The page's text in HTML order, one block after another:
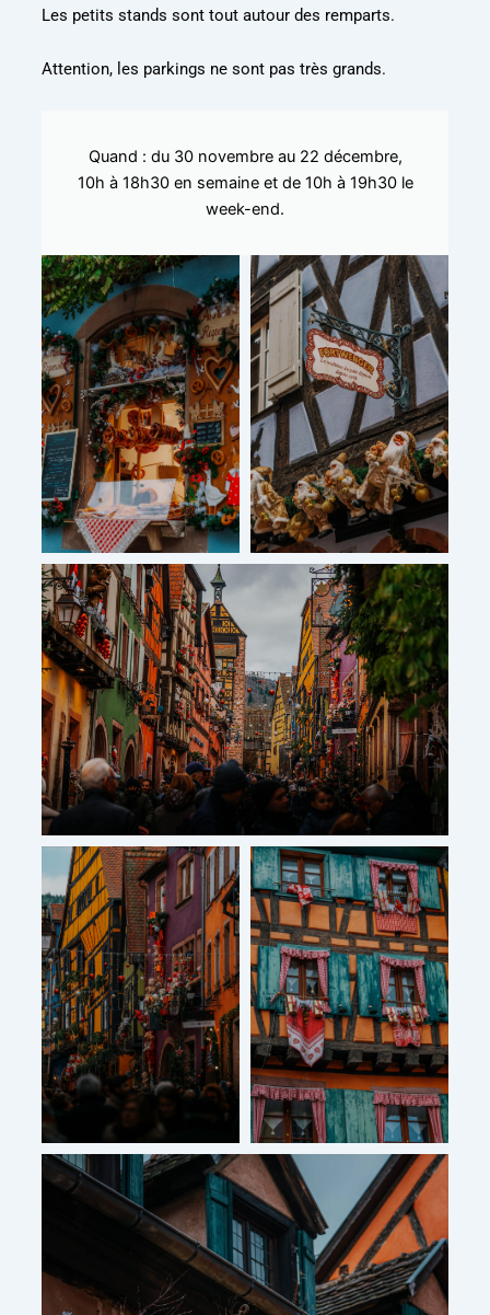
Les petits stands sont tout autour des remparts.
Attention, les parkings ne sont pas très grands.
Quand : du 30 novembre au 22 décembre,
10h à 18h30 en semaine et de 10h à 19h30 le
week-end.